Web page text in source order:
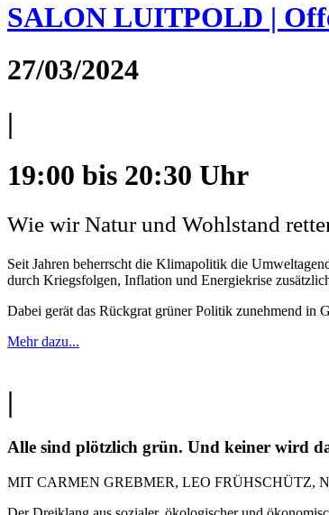
SALON LUITPOLD |
27/03/2024
|
19:00 bis 20:30 Uhr
Wie wir Natur und Wohlstand
Seit Jahren beherrscht die Klimapolitik die
durch Kriegsfolgen, Inflation und Energiekrise
Dabei gerät das Rückgrat grüner Politik zunehmend in
Mehr dazu...
|
Alle sind plötzlich grün. Und keiner wird
MIT CARMEN GREBMER, LEO FRÜHSCHÜTZ,